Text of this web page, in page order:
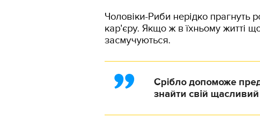
Чоловіки-Риби нерідко прагнуть
кар'єру. Якщо ж в їхньому житті
засмучуються.
Срібло допоможе
знайти свій